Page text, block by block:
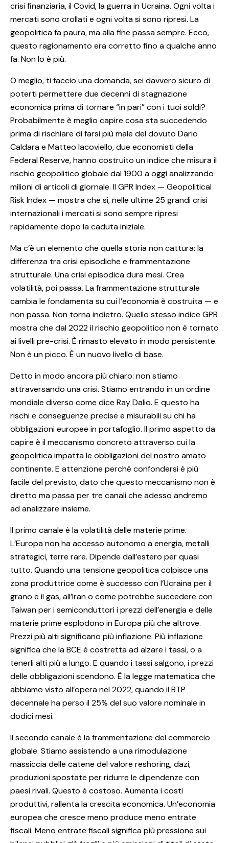
crisi finanziaria, il Covid, la guerra in Ucraina. Ogni volta i
mercati sono crollati e ogni volta si sono ripresi. La
geopolitica fa paura, ma alla fine passa sempre. Ecco,
questo ragionamento era corretto fino a qualche anno
fa. Non lo è più.
O meglio, ti faccio una domanda, sei davvero sicuro di
poterti permettere due decenni di stagnazione
economica prima di tornare “in pari” con i tuoi soldi?
Probabilmente è meglio capire cosa sta succedendo
prima di rischiare di farsi più male del dovuto Dario
Caldara e Matteo Iacoviello, due economisti della
Federal Reserve, hanno costruito un indice che misura il
rischio geopolitico globale dal 1900 a oggi analizzando
milioni di articoli di giornale. Il GPR Index — Geopolitical
Risk Index — mostra che sì, nelle ultime 25 grandi crisi
internazionali i mercati si sono sempre ripresi
rapidamente dopo la caduta iniziale.
Ma c’è un elemento che quella storia non cattura: la
differenza tra crisi episodiche e frammentazione
strutturale. Una crisi episodica dura mesi. Crea
volatilità, poi passa. La frammentazione strutturale
cambia le fondamenta su cui l’economia è costruita — e
non passa. Non torna indietro. Quello stesso indice GPR
mostra che dal 2022 il rischio geopolitico non è tornato
ai livelli pre-crisi. È rimasto elevato in modo persistente.
Non è un picco. È un nuovo livello di base.
Detto in modo ancora più chiaro: non stiamo
attraversando una crisi. Stiamo entrando in un ordine
mondiale diverso come dice Ray Dalio. E questo ha
rischi e conseguenze precise e misurabili su chi ha
obbligazioni europee in portafoglio. Il primo aspetto da
capire è il meccanismo concreto attraverso cui la
geopolitica impatta le obbligazioni del nostro amato
continente. E attenzione perché confondersi è più
facile del previsto, dato che questo meccanismo non è
diretto ma passa per tre canali che adesso andremo
ad analizzare insieme.
Il primo canale è la volatilità delle materie prime.
L’Europa non ha accesso autonomo a energia, metalli
strategici, terre rare. Dipende dall’estero per quasi
tutto. Quando una tensione geopolitica colpisce una
zona produttrice come è successo con l’Ucraina per il
grano e il gas, all’Iran o come potrebbe succedere con
Taiwan per i semiconduttori i prezzi dell’energia e delle
materie prime esplodono in Europa più che altrove.
Prezzi più alti significano più inflazione. Più inflazione
significa che la BCE è costretta ad alzare i tassi, o a
tenerli alti più a lungo. E quando i tassi salgono, i prezzi
delle obbligazioni scendono. È la legge matematica che
abbiamo visto all’opera nel 2022, quando il BTP
decennale ha perso il 25% del suo valore nominale in
dodici mesi.
Il secondo canale è la frammentazione del commercio
globale. Stiamo assistendo a una rimodulazione
massiccia delle catene del valore reshoring, dazi,
produzioni spostate per ridurre le dipendenze con
paesi rivali. Questo è costoso. Aumenta i costi
produttivi, rallenta la crescita economica. Un’economia
europea che cresce meno produce meno entrate
fiscali. Meno entrate fiscali significa più pressione sui